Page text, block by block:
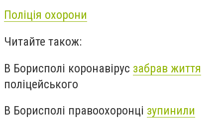
Поліція охорони
Читайте також:
В Борисполі коронавірус забрав життя
поліцейського
В Борисполі правоохоронці зупинили